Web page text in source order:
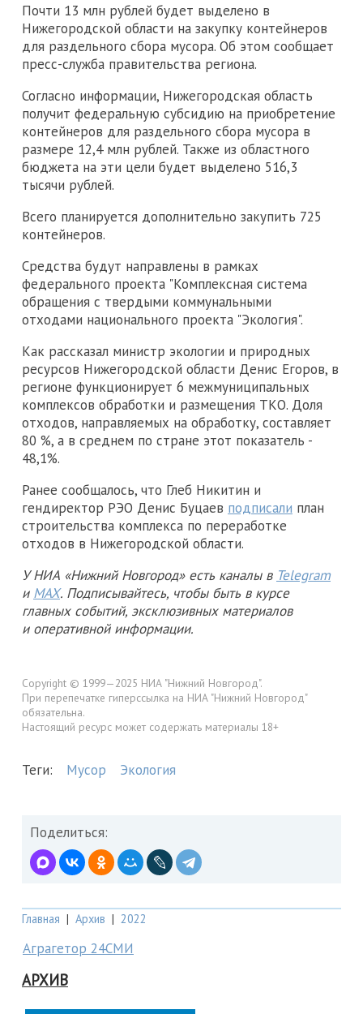
Почти 13 млн рублей будет выделено в
Нижегородской области на закупку контейнеров
для раздельного сбора мусора. Об этом сообщает
пресс-служба правительства региона.
Согласно информации, Нижегородская область
получит федеральную субсидию на приобретение
контейнеров для раздельного сбора мусора в
размере 12,4 млн рублей. Также из областного
бюджета на эти цели будет выделено 516,3
тысячи рублей.
Всего планируется дополнительно закупить 725
контейнеров.
Средства будут направлены в рамках
федерального проекта "Комплексная система
обращения с твердыми коммунальными
отходами национального проекта "Экология".
Как рассказал министр экологии и природных
ресурсов Нижегородской области Денис Егоров, в
регионе функционирует 6 межмуниципальных
комплексов обработки и размещения ТКО. Доля
отходов, направляемых на обработку, составляет
80 %, а в среднем по стране этот показатель -
48,1%.
Ранее сообщалось, что Глеб Никитин и
гендиректор РЭО Денис Буцаев подписали план
строительства комплекса по переработке
отходов в Нижегородской области.
У НИА «Нижний Новгород» есть каналы в Telegram
и MAX. Подписывайтесь, чтобы быть в курсе
главных событий, эксклюзивных материалов
и оперативной информации.
Copyright © 1999—2025 НИА "Нижний Новгород".
При перепечатке гиперссылка на НИА "Нижний Новгород"
обязательна.
Настоящий ресурс может содержать материалы 18+
Теги: Мусор Экология
Поделиться:
Главная | Архив | 2022
Аграгетор 24СМИ
АРХИВ